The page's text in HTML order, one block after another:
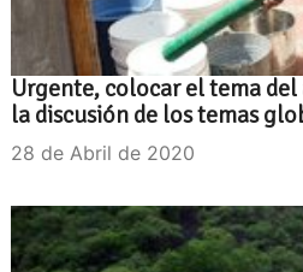
Urgente, colocar el tema
la discusión de los temas
28 de Abril de 2020